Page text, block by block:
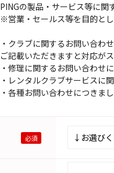
PINGの製品・サービス等に関
※営業・セールス等を目的と
・クラブに関するお問い合わ
ご記載いただきますと対応がス
・修理に関するお問い合わせ
・レンタルクラブサービスに
・各種お問い合わせにつきまし